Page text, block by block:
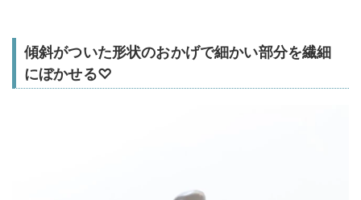
傾斜がついた形状のおかげで細かい部分を繊細
にぼかせる♡